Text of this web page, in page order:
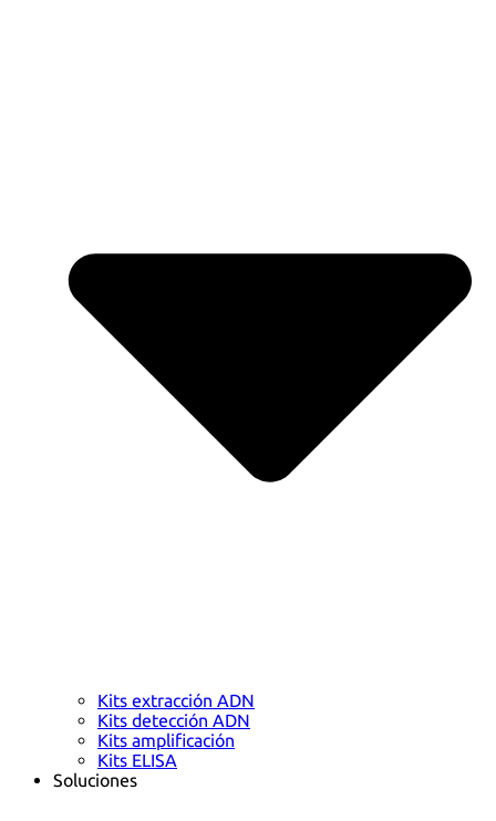
Kits extracción ADN
Kits detección ADN
Kits amplificación
Kits ELISA
Soluciones